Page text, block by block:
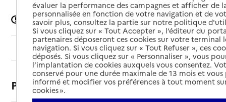
Signaler une erreur
Sommaire
Présentation
évaluer la performance des campagnes et afficher de
personnalisée en fonction de votre navigation et de
savoir plus, consultez la partie sur notre politique
Si vous cliquez sur « Tout Accepter », l’éditeur du
partenaires déposeront ces cookies sur votre terminal
navigation. Si vous cliquez sur « Tout Refuser », ces
déposés. Si vous cliquez sur « Personnaliser », vous
l’implantation de cookies auxquels vous consentez.
conservé pour une durée maximale de 13 mois et
informé et modifier vos préférences à tout moment
cookies ».